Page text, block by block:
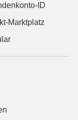
ID
Marktplatz